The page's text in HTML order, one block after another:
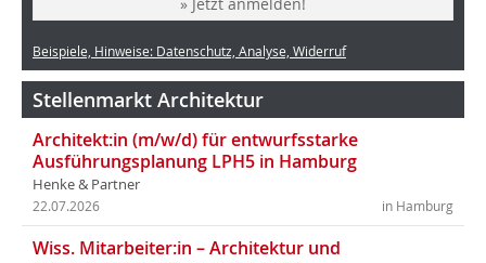
» Jetzt anmelden!
Beispiele, Hinweise: Datenschutz, Analyse, Widerruf
Stellenmarkt Architektur
Architekt:in (m/w/d) für entwurfsstarke
Ausführungsplanung LPH5 in Hamburg
Henke & Partner
in Hamburg
22.07.2026
Wiss. Mitarbeiter:in – Architektur und